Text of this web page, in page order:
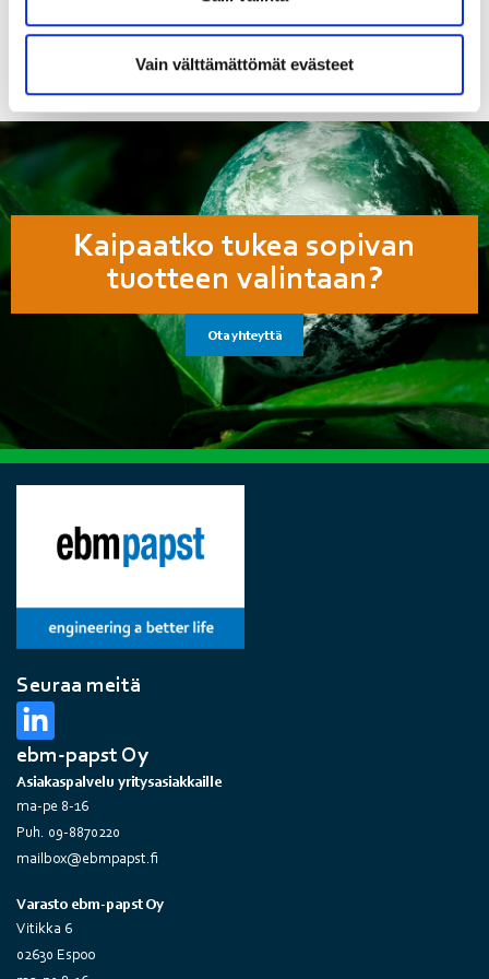
Vain välttämättömät evästeet
Kaipaatko tukea sopivan
tuotteen valintaan?
Ota yhteyttä
Seuraa meitä
ebm-papst Oy
Asiakaspalvelu yritysasiakkaille
ma-pe 8-16
Puh. 09-8870220
mailbox@ebmpapst.fi
Varasto ebm-papst Oy
Vitikka 6
02630 Espoo